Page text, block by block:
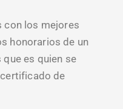
con los mejores
honorarios de un
es quien se
de